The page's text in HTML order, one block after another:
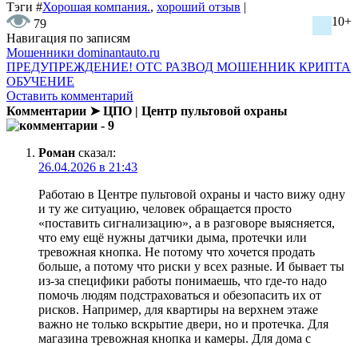
Тэги #Хорошая компания., хороший отзыв |
79
10+
Навигация по записям
Мошенники dominantauto.ru
ПРЕДУПРЕЖДЕНИЕ! OTC РАЗВОД МОШЕННИК КРИПТА
ОБУЧЕНИЕ
Оставить комментарий
Комментарии ➤ ЦПО | Центр пультовой охраны
- 9
Роман сказал:
26.04.2026 в 21:43
Работаю в Центре пультовой охраны и часто вижу одну
и ту же ситуацию, человек обращается просто
«поставить сигнализацию», а в разговоре выясняется,
что ему ещё нужны датчики дыма, протечки или
тревожная кнопка. Не потому что хочется продать
больше, а потому что риски у всех разные. И бывает ты
из-за специфики работы понимаешь, что где-то надо
помочь людям подстраховаться и обезопасить их от
рисков. Например, для квартиры на верхнем этаже
важно не только вскрытие двери, но и протечка. Для
магазина тревожная кнопка и камеры. Для дома с